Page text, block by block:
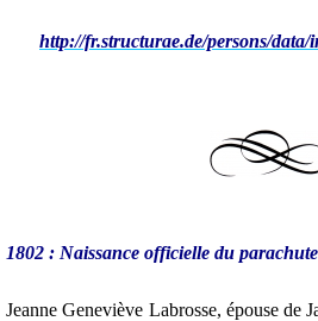
http://fr.structurae.de/persons/
1802 : Naissance officielle du parachute
Jeanne Geneviève Labrosse, épouse de